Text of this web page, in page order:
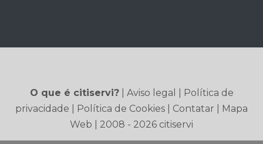
O que é citiservi?| Aviso legal
Política de
privacidade
Política de Cookies Contatar
Mapa
Web | 2008 - 2026 citiservi